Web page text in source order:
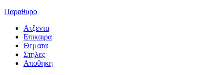
Παραθυρο
Ατζεντα
Επικαιρα
Θεματα
Στηλες
Αποθηκη